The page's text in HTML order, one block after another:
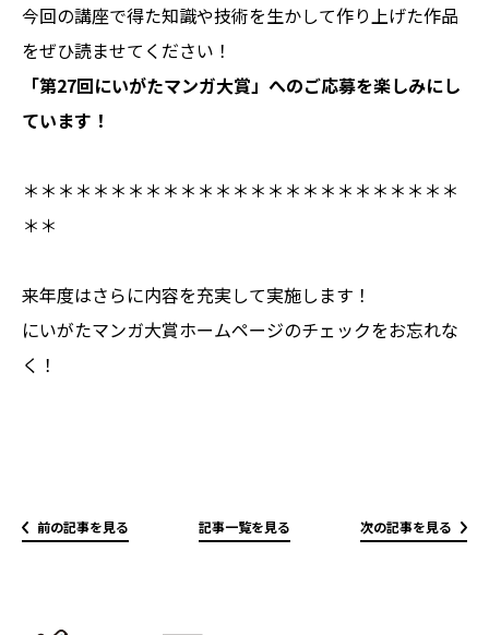
今回の講座で得た知識や技術を生かして作り上げた作品
をぜひ読ませてください！
「第27回にいがたマンガ大賞」へのご応募を楽しみにし
ています！
＊＊＊＊＊＊＊＊＊＊＊＊＊＊＊＊＊＊＊＊＊＊＊＊＊
＊＊
来年度はさらに内容を充実して実施します！
にいがたマンガ大賞ホームページのチェックをお忘れな
く！
前の記事を見る 記事一覧を見る 次の記事を見る